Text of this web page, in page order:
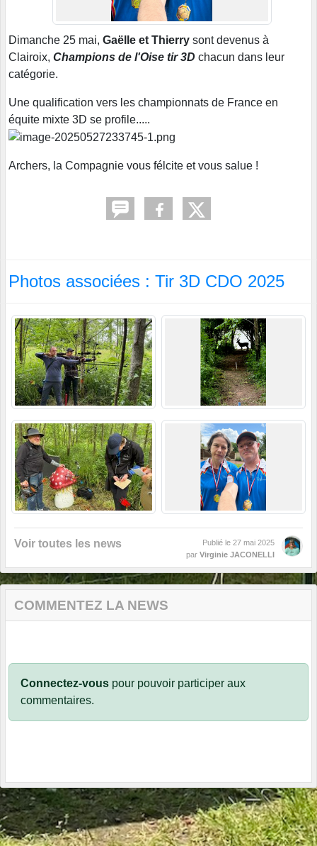
Dimanche 25 mai, Gaëlle et Thierry sont devenus à
Clairoix, Champions de l'Oise tir 3D chacun dans leur
catégorie.
Une qualification vers les championnats de France en
équite mixte 3D se profile.....
Archers, la Compagnie vous félcite et vous salue !
Photos associées : Tir 3D CDO 2025
Voir toutes les news Publié le 27 mai 2025
par Virginie JACONELLI
COMMENTEZ LA NEWS
Connectez-vous pour pouvoir participer aux
commentaires.